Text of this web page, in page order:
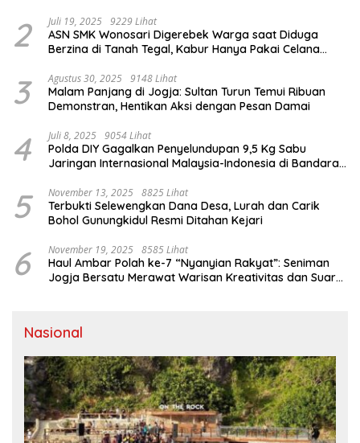
2 Juli 19, 2025 9229 Lihat
ASN SMK Wonosari Digerebek Warga saat Diduga
Berzina di Tanah Tegal, Kabur Hanya Pakai Celana
3 Agustus 30, 2025 9148 Lihat
Malam Panjang di Jogja: Sultan Turun Temui Ribuan
Demonstran, Hentikan Aksi dengan Pesan Damai
4 Juli 8, 2025 9054 Lihat
Polda DIY Gagalkan Penyelundupan 9,5 Kg Sabu
Jaringan Internasional Malaysia-Indonesia di Bandara
5 November 13, 2025 8825 Lihat
Terbukti Selewengkan Dana Desa, Lurah dan Carik
Bohol Gunungkidul Resmi Ditahan Kejari
6 November 19, 2025 8585 Lihat
Haul Ambar Polah ke-7 “Nyanyian Rakyat”: Seniman
Jogja Bersatu Merawat Warisan Kreativitas dan Suara
Nasional